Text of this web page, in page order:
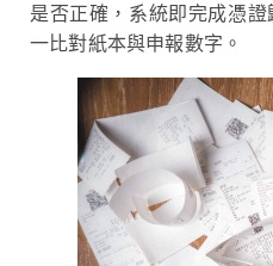
是否正確，系統即完成憑
一比對紙本與申報數字。